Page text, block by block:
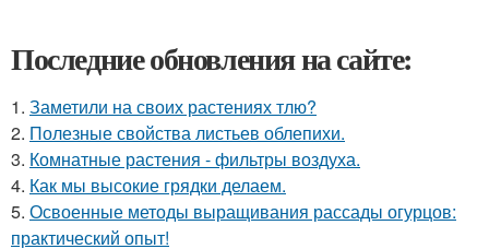
Последние обновления на сайте:
1. Заметили на своих растениях тлю?
2. Полезные свойства листьев облепихи.
3. Комнатные растения - фильтры воздуха.
4. Как мы высокие грядки делаем.
5. Освоенные методы выращивания рассады огурцов:
практический опыт!